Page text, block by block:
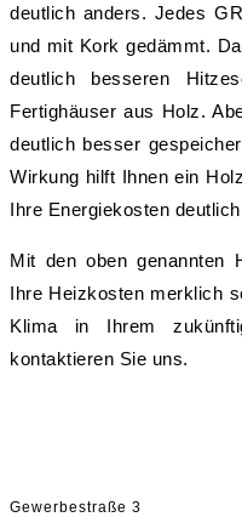
deutlich anders. Jedes
und mit Kork gedämmt.
deutlich besseren
Fertighäuser aus Holz.
deutlich besser
Wirkung hilft Ihnen ein
Ihre Energiekosten
Mit den oben genannten
Ihre Heizkosten merklich
Klima in Ihrem
kontaktieren Sie uns.
Gewerbestraße 3